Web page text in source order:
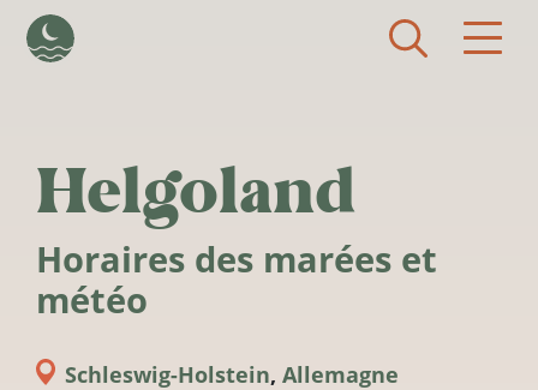
Helgoland
Horaires des marées et
météo
Schleswig-Holstein, Allemagne